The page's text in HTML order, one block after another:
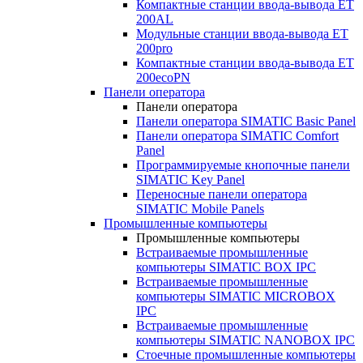
Компактные станции ввода-вывода ET
200AL
Модульные станции ввода-вывода ET
200pro
Компактные станции ввода-вывода ET
200ecoPN
Панели оператора
Панели оператора
Панели оператора SIMATIC Basic Panel
Панели оператора SIMATIC Comfort
Panel
Программируемые кнопочные панели
SIMATIC Key Panel
Переносные панели оператора
SIMATIC Mobile Panels
Промышленные компьютеры
Промышленные компьютеры
Встраиваемые промышленные
компьютеры SIMATIC BOX IPC
Встраиваемые промышленные
компьютеры SIMATIC MICROBOX
IPC
Встраиваемые промышленные
компьютеры SIMATIC NANOBOX IPC
Стоечные промышленные компьютеры